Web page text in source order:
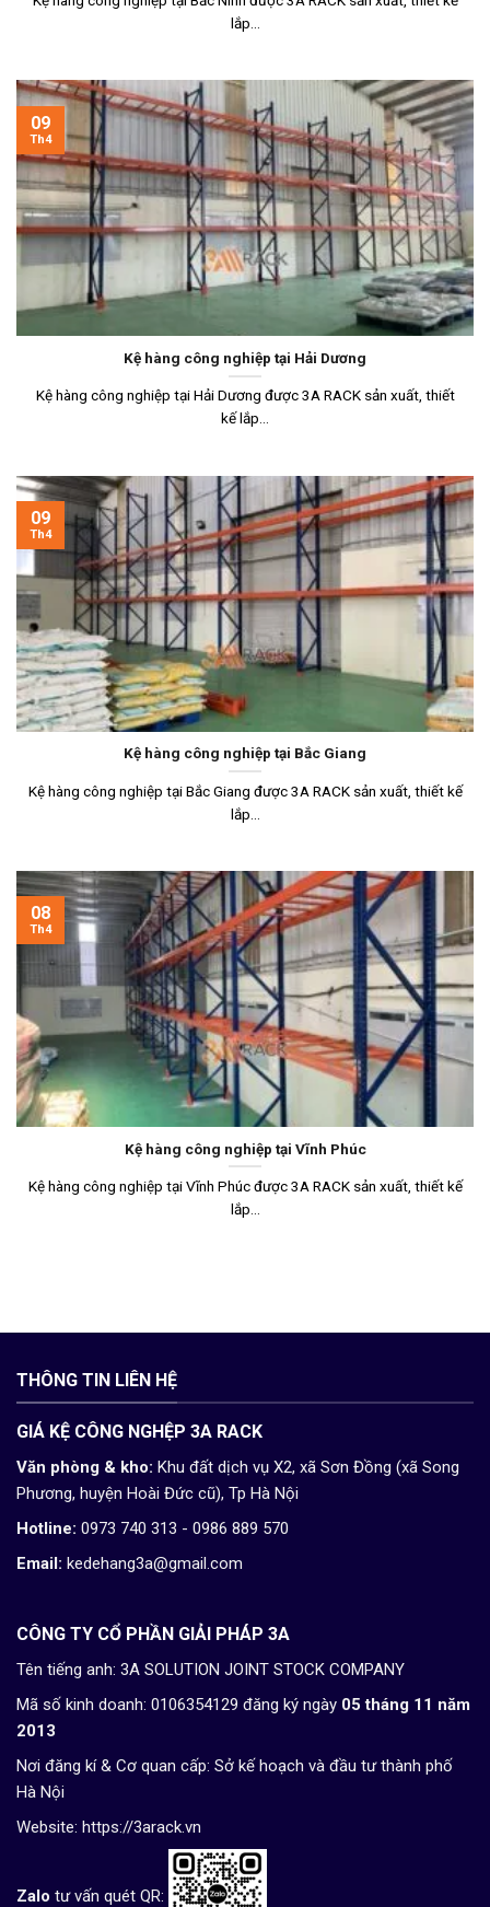
lắp...
Kệ hàng công nghiệp tại Hải Dương
Kệ hàng công nghiệp tại Hải Dương được 3A RACK sản xuất, thiết
kế lắp...
09
Th4
Kệ hàng công nghiệp tại Bắc Giang
Kệ hàng công nghiệp tại Bắc Giang được 3A RACK sản xuất, thiết kế
lắp...
09
Th4
Kệ hàng công nghiệp tại Vĩnh Phúc
Kệ hàng công nghiệp tại Vĩnh Phúc được 3A RACK sản xuất, thiết kế
lắp...
08
Th4
THÔNG TIN LIÊN HỆ
GIÁ KỆ CÔNG NGHỆP 3A RACK
Văn phòng & kho: Khu đất dịch vụ X2, xã Sơn Đồng (xã Song
Phương, huyện Hoài Đức cũ), Tp Hà Nội
Hotline: 0973 740 313 - 0986 889 570
Email: kedehang3a@gmail.com
CÔNG TY CỔ PHẦN GIẢI PHÁP 3A
Tên tiếng anh: 3A SOLUTION JOINT STOCK COMPANY
Mã số kinh doanh: 0106354129 đăng ký ngày 05 tháng 11 năm
2013
Nơi đăng kí & Cơ quan cấp: Sở kế hoạch và đầu tư thành phố
Hà Nội
Website: https://3arack.vn
Zalo tư vấn quét QR: